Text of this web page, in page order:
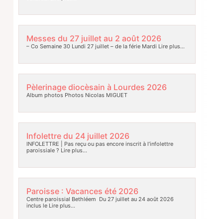
Messes du 27 juillet au 2 août 2026
– Co Semaine 30 Lundi 27 juillet – de la férie Mardi Lire plus…
Pèlerinage diocèsain à Lourdes 2026
Album photos Photos Nicolas MIGUET
Infolettre du 24 juillet 2026
INFOLETTRE | Pas reçu ou pas encore inscrit à l’infolettre
paroissiale ? Lire plus…
Paroisse : Vacances été 2026
Centre paroissial Bethléem Du 27 juillet au 24 août 2026
inclus leLire plus…